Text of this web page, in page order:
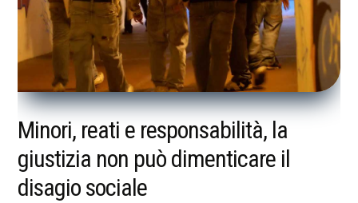
Minori, reati e responsabilità, la
giustizia non può dimenticare il
disagio sociale